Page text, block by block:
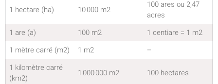
1 hectare (ha) 10 000 m2
100 ares ou 2,47
acres
1 are (a)
100 m2
1 centiare = 1 m2
1 mètre carré (m2)
1 m2
–
1 kilomètre carré
(km2)
1 000 000 m2 100 hectares